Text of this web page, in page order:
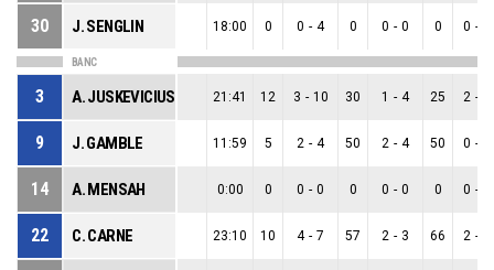
30 J. SENGLIN 18:00 0 0 - 4 0 0 - 0 0 0 -
BANC
3 A. JUSKEVICIUS 21:41 12 3 - 10 30 1 - 4 25 2 -
9 J. GAMBLE 11:59 5 2 - 4 50 2 - 4 50 0 -
14 A. MENSAH 0:00 0 0 - 0 0 0 - 0 0 0 -
22 C. CARNE 23:10 10 4 - 7 57 2 - 3 66 2 -